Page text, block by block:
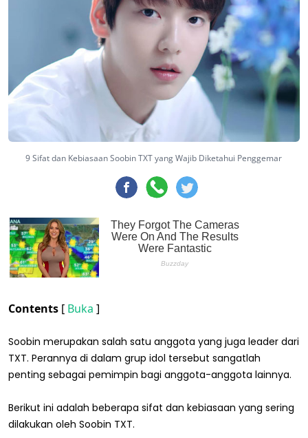
9 Sifat dan Kebiasaan Soobin TXT yang Wajib Diketahui Penggemar
Contents [ Buka ]
Soobin merupakan salah satu anggota yang juga leader dari
TXT. Perannya di dalam grup idol tersebut sangatlah
penting sebagai pemimpin bagi anggota-anggota lainnya.
Berikut ini adalah beberapa sifat dan kebiasaan yang sering
dilakukan oleh Soobin TXT.